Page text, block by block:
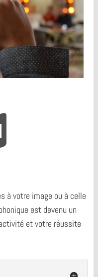
à votre image ou à celle
est devenu un
et votre réussite